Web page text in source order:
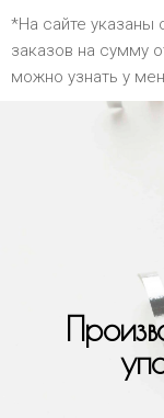
*На сайте указаны
заказов на сумму
можно узнать у